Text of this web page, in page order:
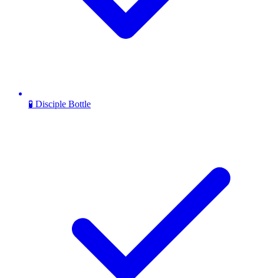
🧪 Disciple Bottle